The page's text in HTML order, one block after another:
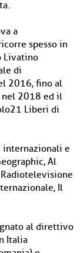
a
spesso in
Livatino
di
2016, fino al
nel 2018 ed il
Liberi di
internazionali e
Al
Radiotelevisione
Il
al direttivo
Italia